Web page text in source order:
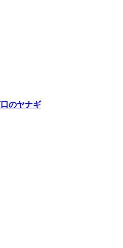
のヤナギ